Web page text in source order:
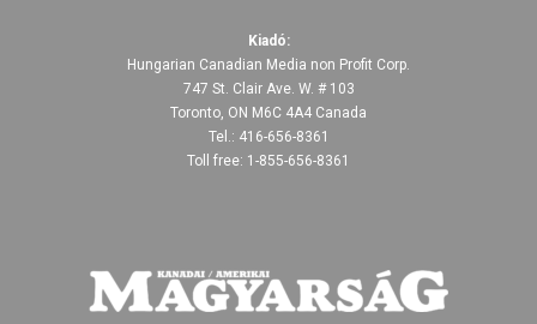
Kiadó:
Hungarian Canadian Media non Profit Corp.
747 St. Clair Ave. W. # 103
Toronto, ON M6C 4A4 Canada
Tel.: 416-656-8361
Toll free: 1-855-656-8361